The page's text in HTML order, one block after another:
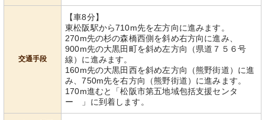
交通手段
【車8分】
東松阪駅から710m先を左方向に進みます。
270m先の杉の森橋西側を斜め右方向に進み、
900m先の大黒田町を斜め左方向（県道７５６号
線）に進みます。
160m先の大黒田西を斜め左方向（熊野街道）に進
み、750m先を右方向（熊野街道）に進みます。
170m進むと「松阪市第五地域包括支援センタ
ー 」に到着します。